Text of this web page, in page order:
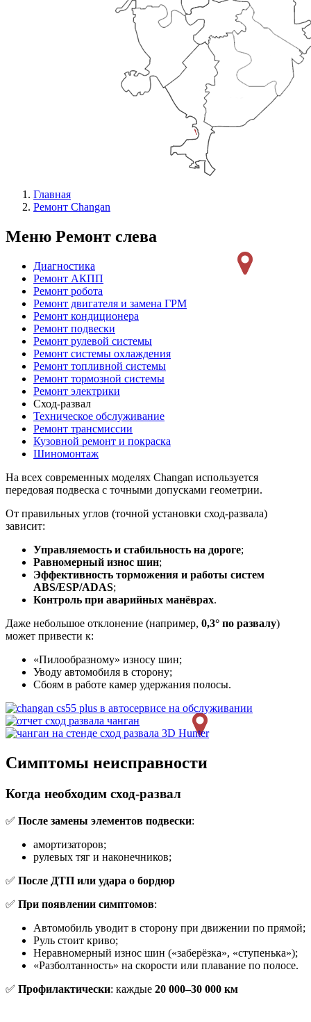
Главная
Ремонт Changan
Меню Ремонт слева
Диагностика
Ремонт АКПП
Ремонт робота
Ремонт двигателя и замена ГРМ
Ремонт кондиционера
Ремонт подвески
Ремонт рулевой системы
Ремонт системы охлаждения
Ремонт топливной системы
Ремонт тормозной системы
Ремонт электрики
Сход-развал
Техническое обслуживание
Ремонт трансмиссии
Кузовной ремонт и покраска
Шиномонтаж
На всех современных моделях Changan используется
передовая подвеска с точными допусками геометрии.
От правильных углов (точной установки сход-развала)
зависит:
Управляемость и стабильность на дороге;
Равномерный износ шин;
Эффективность торможения и работы систем
ABS/ESP/ADAS;
Контроль при аварийных манёврах.
Даже небольшое отклонение (например, 0,3° по развалу)
может привести к:
«Пилообразному» износу шин;
Уводу автомобиля в сторону;
Сбоям в работе камер удержания полосы.
Симптомы неисправности
Когда необходим сход-развал
✅ После замены элементов подвески:
амортизаторов;
рулевых тяг и наконечников;
✅ После ДТП или удара о бордюр
✅ При появлении симптомов:
Автомобиль уводит в сторону при движении по прямой;
Руль стоит криво;
Неравномерный износ шин («заберёзка», «ступенька»);
«Разболтанность» на скорости или плавание по полосе.
✅ Профилактически: каждые 20 000–30 000 км